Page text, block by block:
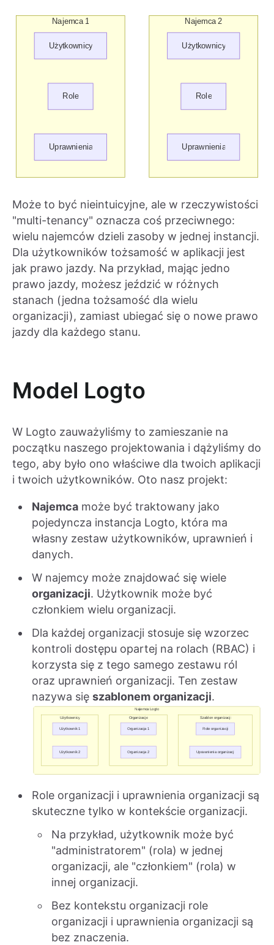
Może to być nieintuicyjne, ale w rzeczywistości
"multi-tenancy" oznacza coś przeciwnego:
wielu najemców dzieli zasoby w jednej instancji.
Dla użytkowników tożsamość w aplikacji jest
jak prawo jazdy. Na przykład, mając jedno
prawo jazdy, możesz jeździć w różnych
stanach (jedna tożsamość dla wielu
organizacji), zamiast ubiegać się o nowe prawo
jazdy dla każdego stanu.
Model Logto
W Logto zauważyliśmy to zamieszanie na
początku naszego projektowania i dążyliśmy do
tego, aby było ono właściwe dla twoich aplikacji
i twoich użytkowników. Oto nasz projekt:
Najemca może być traktowany jako
pojedyncza instancja Logto, która ma
własny zestaw użytkowników, uprawnień i
danych.
W najemcy może znajdować się wiele
organizacji. Użytkownik może być
członkiem wielu organizacji.
Dla każdej organizacji stosuje się wzorzec
kontroli dostępu opartej na rolach (RBAC) i
korzysta się z tego samego zestawu ról
oraz uprawnień organizacji. Ten zestaw
nazywa się szablonem organizacji.
Role organizacji i uprawnienia organizacji są
skuteczne tylko w kontekście organizacji.
Na przykład, użytkownik może być
"administratorem" (rola) w jednej
organizacji, ale "członkiem" (rola) w
innej organizacji.
Bez kontekstu organizacji role
organizacji i uprawnienia organizacji są
bez znaczenia.